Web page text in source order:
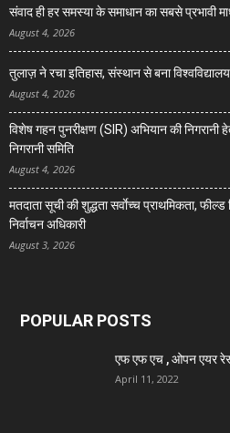
संवाद ही हर समस्या के समाधान का सबसे प्रभावी
August 4, 2026
तुलाज़ ने रचा इतिहास, संस्थान से बना विश्वविद्यालय
August 4, 2026
विशेष गहन पुनरीक्षण (SIR) अभियान की निगरानी
निगरानी समिति
August 4, 2026
मतदाता सूची की शुद्धता सर्वाेच्च प्राथमिकता,
निर्वाचन अधिकारी
August 3, 2026
POPULAR POSTS
एफ एफ एच , ओपन एयर
April 11, 2022